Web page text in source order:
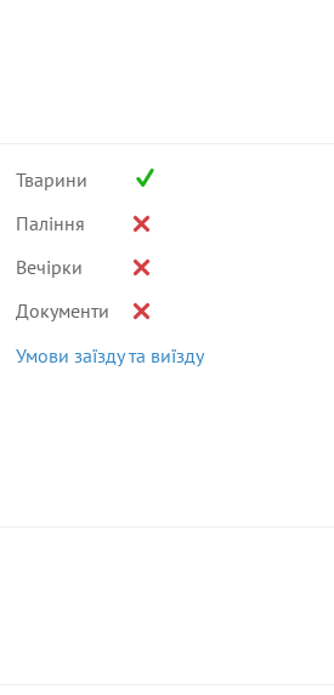
Тварини
Паління
Вечірки
Документи
Умови заїзду та виїзду